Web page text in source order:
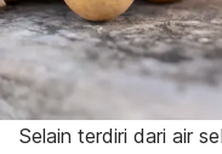
Selain terdiri dari air